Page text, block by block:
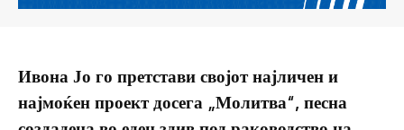
Ивона Јо го претстави својот најличен и
најмоќен проект досега „Молитва“, песна